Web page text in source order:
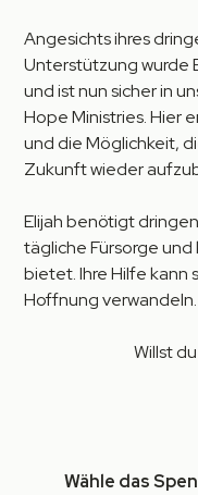
Angesichts ihres
Unterstützung wurde
und ist nun sicher in
Hope Ministries. Hier
und die Möglichkeit,
Zukunft wieder
Elijah benötigt
tägliche Fürsorge
bietet. Ihre Hilfe kann
Hoffnung verwandeln.
Willst
Wähle das